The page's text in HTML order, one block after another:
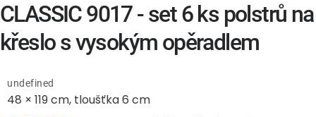
Lavice a houpačky
Lehátka
48 × 119 cm, tloušťka 6 cm
undefined
CLASSIC 9017 - set 6 ks polstrů na
křeslo s vysokým opěradlem